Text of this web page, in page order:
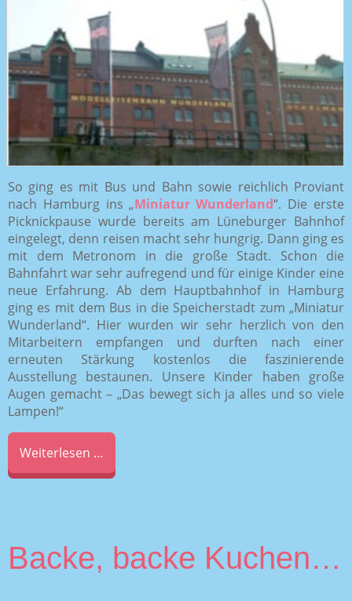
So ging es mit Bus und Bahn sowie reichlich Proviant
nach Hamburg ins „Miniatur Wunderland“. Die erste
Picknickpause wurde bereits am Lüneburger Bahnhof
eingelegt, denn reisen macht sehr hungrig. Dann ging es
mit dem Metronom in die große Stadt. Schon die
Bahnfahrt war sehr aufregend und für einige Kinder eine
neue Erfahrung. Ab dem Hauptbahnhof in Hamburg
ging es mit dem Bus in die Speicherstadt zum „Miniatur
Wunderland“. Hier wurden wir sehr herzlich von den
Mitarbeitern empfangen und durften nach einer
erneuten Stärkung kostenlos die faszinierende
Ausstellung bestaunen. Unsere Kinder haben große
Augen gemacht – „Das bewegt sich ja alles und so viele
Lampen!“
Weiterlesen …
Backe, backe Kuchen…